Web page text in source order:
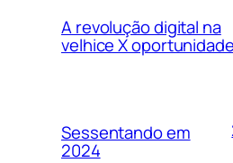
A revolução digital na
velhice X
Sessentando em
2024